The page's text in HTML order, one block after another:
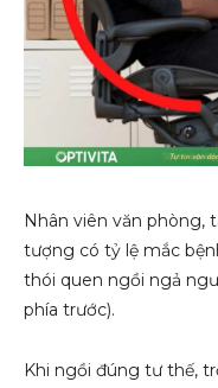
Nhân viên văn phòng,
tượng có tỷ lệ mắc
thói quen ngồi ngả
phía trước).
Khi ngồi đúng tư thế,